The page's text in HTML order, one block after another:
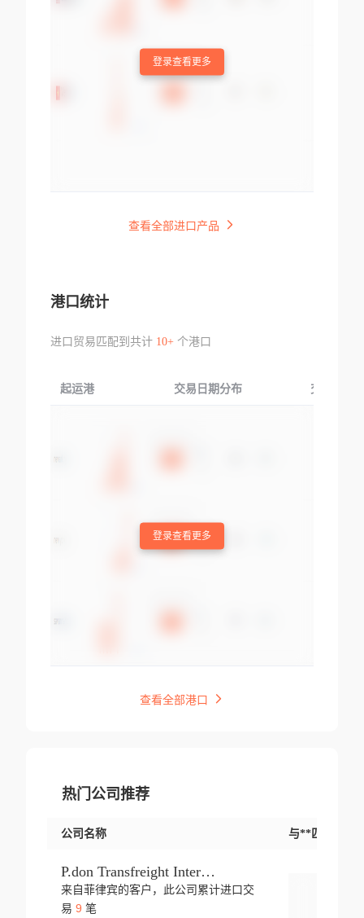
登录查看更多
查看全部进口产品
港口统计
进口贸易匹配到共计 10+个港口
起运港 交易日期分布 交易产品
登录查看更多
查看全部港口
热门公司推荐
公司名称 与**匹配交易
P.don Transfreight International
来自菲律宾的客户，此公司累计进口交
易 9 笔